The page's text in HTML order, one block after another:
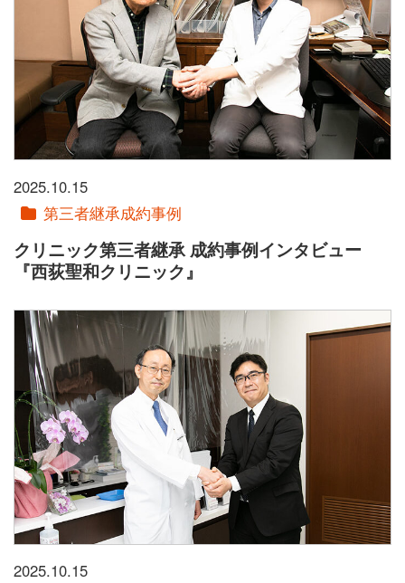
2025.10.15
第三者継承成約事例
クリニック第三者継承 成約事例インタビュー
『西荻聖和クリニック』
2025.10.15